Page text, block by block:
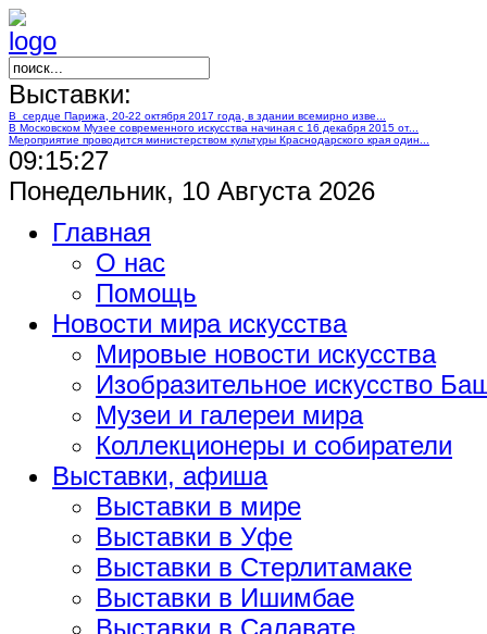
Выставки:
В сердце Парижа, 20-22 октября 2017 года, в здании всемирно изве...
В Московском Музее современного искусства начиная с 16 декабря 2015 от...
Мероприятие проводится министерством культуры Краснодарского края один...
09:15:28
Понедельник, 10 Августа 2026
Главная
О нас
Помощь
Новости мира искусства
Мировые новости искусства
Изобразительное искусство
Музеи и галереи мира
Коллекционеры и собиратели
Выставки, афиша
Выставки в мире
Выставки в Уфе
Выставки в Стерлитамаке
Выставки в Ишимбае
Выставки в Салавате